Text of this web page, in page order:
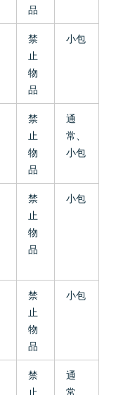
品
禁
止
物
品
小包
禁
止
物
品
通
常、
小包
禁
止
物
品
小包
禁
止
物
品
小包
禁
止
通
常、